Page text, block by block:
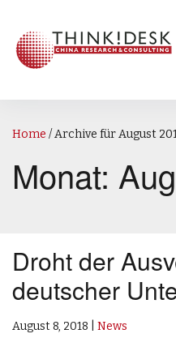
Home /Archive für August
Monat:
Droht der
deutscher
August 8, 2018 News